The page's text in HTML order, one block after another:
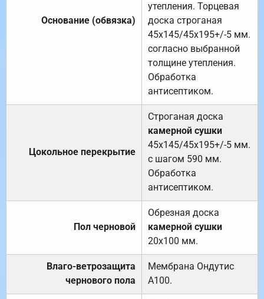
Основание (обвязка)
утепления. Торцевая
доска строганая
45х145/45х195+/-5 мм.
согласно выбранной
толщине утепления.
Обработка
антисептиком.
Цокольное перекрытие
Строганая доска
камерной сушки
45х145/45х195+/-5 мм.
с шагом 590 мм.
Обработка
антисептиком.
Пол черновой
Обрезная доска
камерной сушки
20х100 мм.
Влаго-ветрозащита
чернового пола
Мембрана Ондутис
А100.